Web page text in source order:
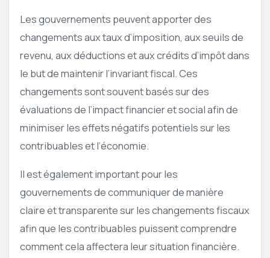
Les gouvernements peuvent apporter des
changements aux taux d’imposition, aux seuils de
revenu, aux déductions et aux crédits d’impôt dans
le but de maintenir l’invariant fiscal. Ces
changements sont souvent basés sur des
évaluations de l’impact financier et social afin de
minimiser les effets négatifs potentiels sur les
contribuables et l’économie.
Il est également important pour les
gouvernements de communiquer de manière
claire et transparente sur les changements fiscaux
afin que les contribuables puissent comprendre
comment cela affectera leur situation financière.